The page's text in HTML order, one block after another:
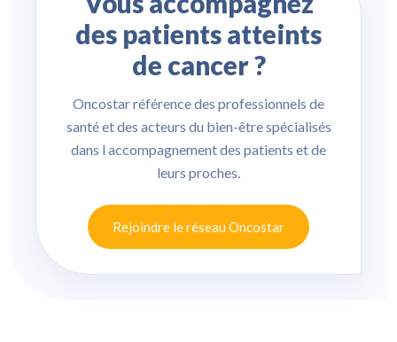
des patients atteints
de cancer ?
Oncostar référence des professionnels de
santé et des acteurs du bien-être spécialisés
dans l accompagnement des patients et de
leurs proches.
Rejoindre le réseau Oncostar